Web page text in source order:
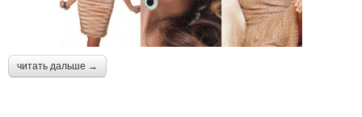
читать дальше →